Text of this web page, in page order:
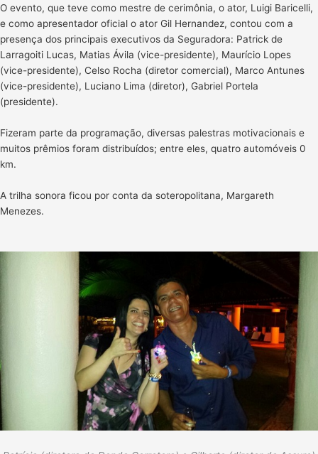
O evento, que teve como mestre de cerimônia, o ator, Luigi Baricelli,
e como apresentador oficial o ator Gil Hernandez, contou com a
presença dos principais executivos da Seguradora: Patrick de
Larragoiti Lucas, Matias Ávila (vice-presidente), Maurício Lopes
(vice-presidente), Celso Rocha (diretor comercial), Marco Antunes
(vice-presidente), Luciano Lima (diretor), Gabriel Portela
(presidente).
Fizeram parte da programação, diversas palestras motivacionais e
muitos prêmios foram distribuídos; entre eles, quatro automóveis 0
km.
A trilha sonora ficou por conta da soteropolitana, Margareth
Menezes.